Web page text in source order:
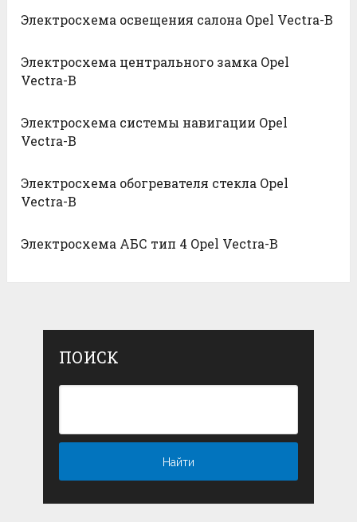
Электросхема освещения салона Opel Vectra-B
Электросхема центрального замка Opel
Vectra-B
Электросхема системы навигации Opel
Vectra-B
Электросхема обогревателя стекла Opel
Vectra-B
Электросхема АБС тип 4 Opel Vectra-B
ПОИСК